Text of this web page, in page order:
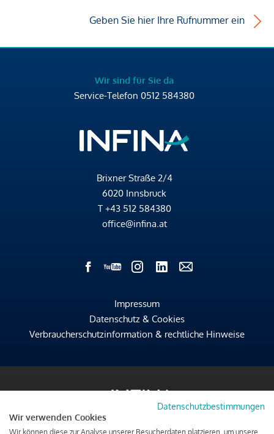
Geben Sie hier Ihre Rufnummer ein
Wir sind für Sie da
Service-Telefon 0512 584380
Brixner Straße 2/4
6020 Innsbruck
T +43 512 584380
office@infina.at
Impressum
Datenschutz & Cookies
Verbraucherschutzinformation & rechtliche Hinweise
Datenschutzbestimmungen
Wir verwenden Cookies
Wir können diese zur Analyse unserer Besucherdaten platzieren, um unsere